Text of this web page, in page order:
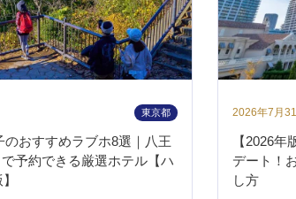
東京都
のおすすめラブホ8選｜八王
予約できる厳選ホテル【ハ
2026年7月
【2026
デート！
し方